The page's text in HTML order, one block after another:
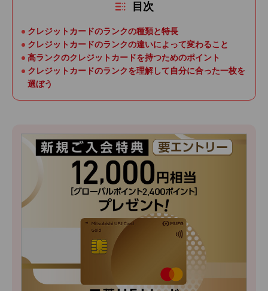
目次
クレジットカードのランクの種類と特長
クレジットカードのランクの違いによって変わること
高ランクのクレジットカードを持つためのポイント
クレジットカードのランクを理解して自分に合った一枚を
選ぼう